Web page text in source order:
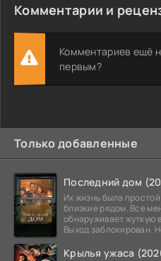
Комментарии и
Комментариев ещё
первым?
Только добавленные
Последний дом
Их жизнь была
близкие рядом. Все
обнаруживает жуткую
Выход заблокирован.
Крылья ужаса